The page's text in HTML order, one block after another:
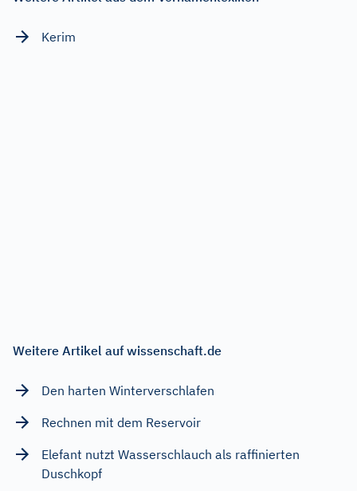
Kerim
Weitere Artikel auf wissenschaft.de
Den harten Winterverschlafen
Rechnen mit dem Reservoir
Elefant nutzt Wasserschlauch als raffinierten
Duschkopf